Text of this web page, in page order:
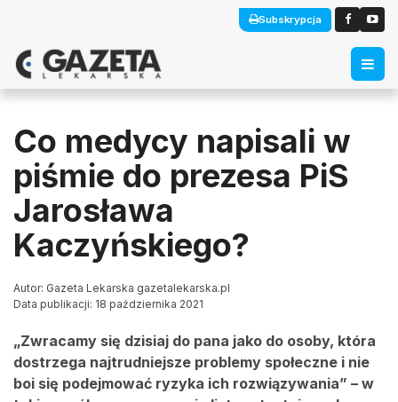
Subskrypcja
Co medycy napisali w
piśmie do prezesa PiS
Jarosława
Kaczyńskiego?
Autor: Gazeta Lekarska gazetalekarska.pl
Data publikacji: 18 października 2021
„Zwracamy się dzisiaj do pana jako do osoby, która
dostrzega najtrudniejsze problemy społeczne i nie
boi się podejmować ryzyka ich rozwiązywania” – w